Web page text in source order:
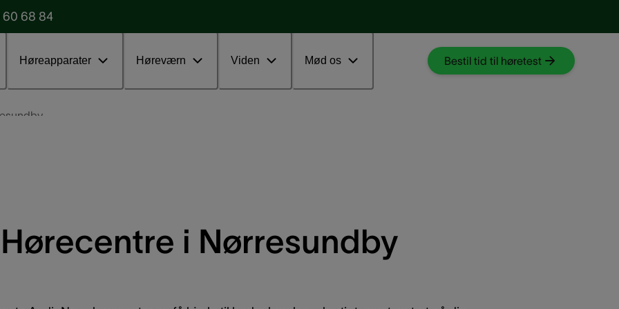
60 68 84
Høreapparater Høreværn Viden Mød os Bestil tid til høretest
Udfyld vores formular Test uden ventetid
Hørecentre i Nørresundby